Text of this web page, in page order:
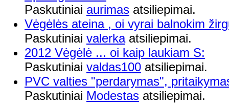
Paskutiniai aurimas atsiliepimai.
Vėgėlės ateina , oi vyrai balnokim
Paskutiniai valerkaatsiliepimai.
2012 Vėgėlė ... oi kaip laukiam S:
Paskutiniai valdas100 atsiliepimai.
PVC valties "perdarymas",
Paskutiniai Modestas atsiliepimai.